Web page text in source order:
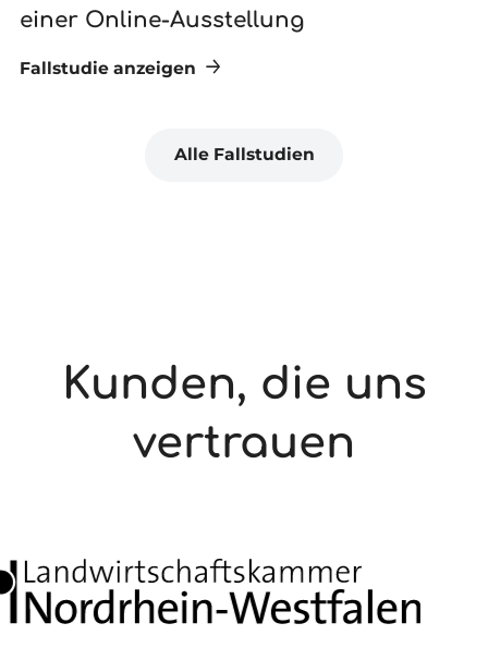
einer Online-Ausstellung
Fallstudie anzeigen
Alle Fallstudien
Kunden, die uns
vertrauen